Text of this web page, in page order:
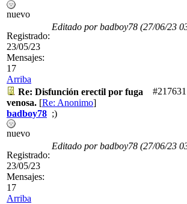
nuevo
Registrado:
23/05/23
Mensajes:
17
Editado por badboy78 (27/06/23
Arriba
#217631
Re: Disfunción erectil por fuga
venosa. [Re: Anonimo]
badboy78
nuevo
Registrado:
23/05/23
Mensajes:
17
;)
Editado por badboy78 (27/06/23
Arriba